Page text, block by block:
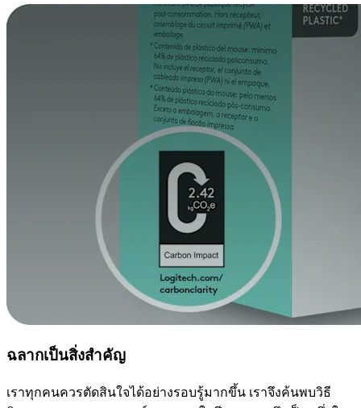
ฉลากเป็นสิ่งสำคัญ
เราทุกคนควรตัดสินใจได้อย่างรอบรู้มากขึ้น เราจึงค้นพบวิธี